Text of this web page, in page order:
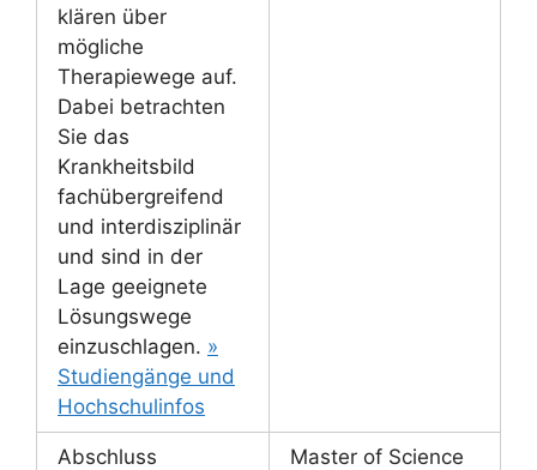
klären über
mögliche
Therapiewege auf.
Dabei betrachten
Sie das
Krankheitsbild
fachübergreifend
und interdisziplinär
und sind in der
Lage geeignete
Lösungswege
einzuschlagen. »
Studiengänge und
Hochschulinfos
Abschluss
Master of Science